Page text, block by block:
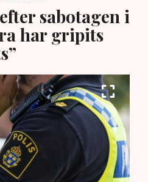
sabotagen i
har gripits